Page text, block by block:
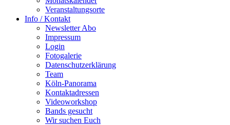
Veranstaltungsorte
Info / Kontakt
Newsletter Abo
Impressum
Login
Fotogalerie
Datenschutzerklärung
Team
Köln-Panorama
Kontaktadressen
Videoworkshop
Bands gesucht
Wir suchen Euch